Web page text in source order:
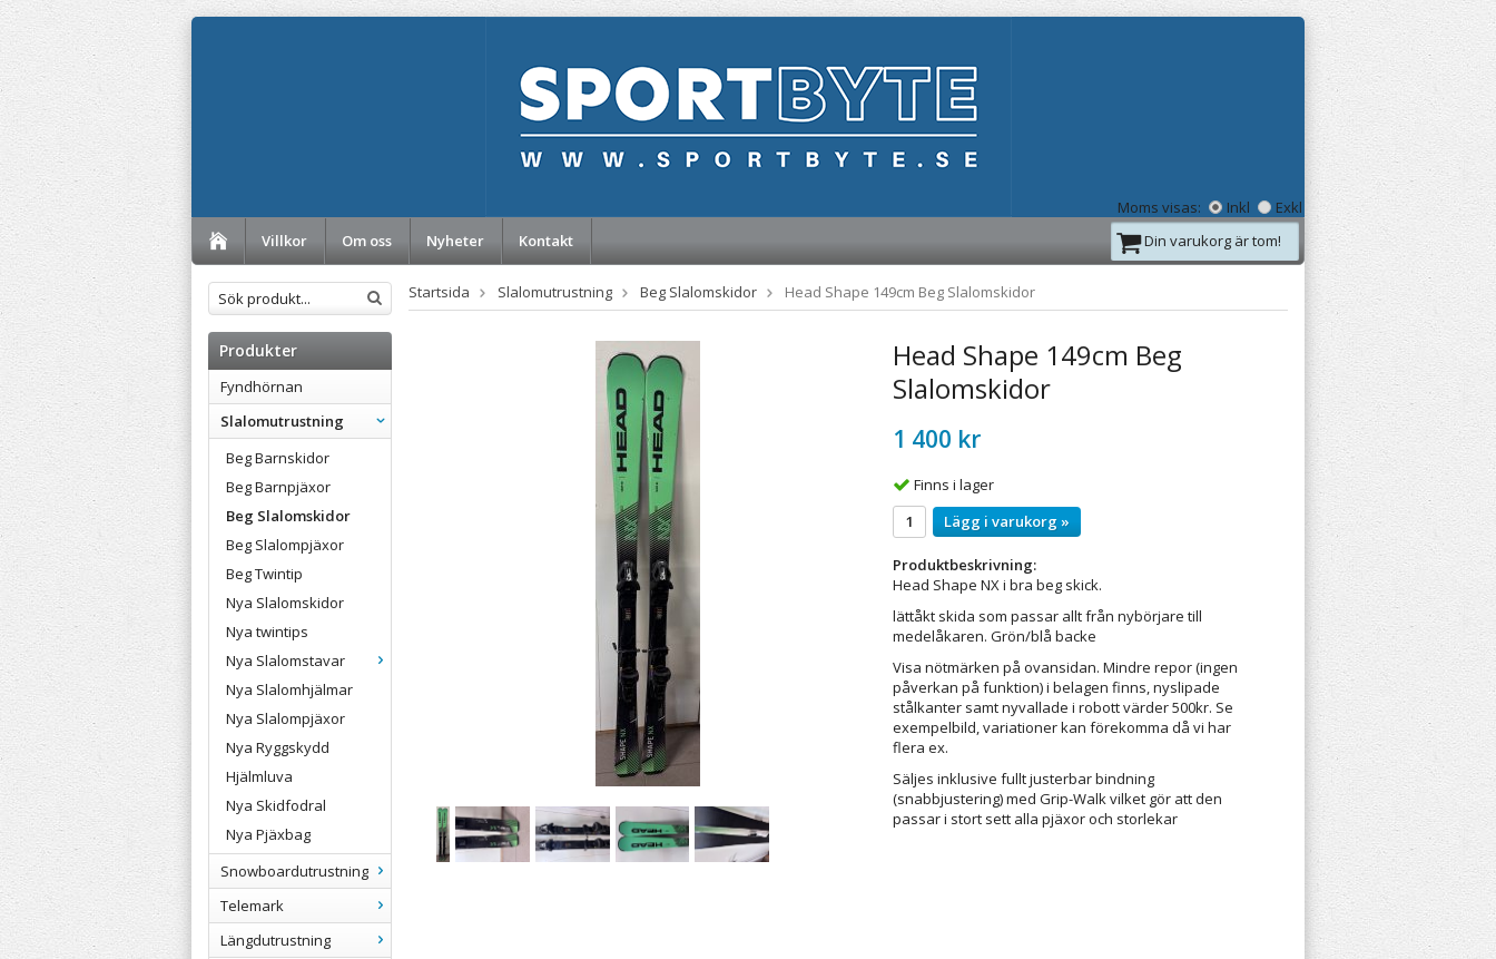
Moms visas: Inkl
Exkl
Villkor
Om oss Nyheter Kontakt Din varukorg är tom!
Produkter
Fyndhörnan
Slalomutrustning
Beg Barnskidor
Beg Barnpjäxor
Beg Slalomskidor
Beg Slalompjäxor
Beg Twintip
Nya Slalomskidor
Nya twintips
Nya Slalomstavar
Nya Slalomhjälmar
Nya Slalompjäxor
Nya Ryggskydd
Hjälmluva
Nya Skidfodral
Nya Pjäxbag
Snowboardutrustning
Telemark
Längdutrustning
Startsida Slalomutrustning Beg Slalomskidor Head Shape 149cm Beg Slalomskidor
Head Shape 149cm Beg
Slalomskidor
1 400 kr
Finns i lager
Lägg i varukorg »
Produktbeskrivning:
Head Shape NX i bra beg skick.
lättåkt skida som passar allt från nybörjare till
medelåkaren. Grön/blå backe
Visa nötmärken på ovansidan. Mindre repor (ingen
påverkan på funktion) i belagen finns, nyslipade
stålkanter samt nyvallade i robott värder 500kr. Se
exempelbild, variationer kan förekomma då vi har
flera ex.
Säljes inklusive fullt justerbar bindning
(snabbjustering) med Grip-Walk vilket gör att den
passar i stort sett alla pjäxor och storlekar